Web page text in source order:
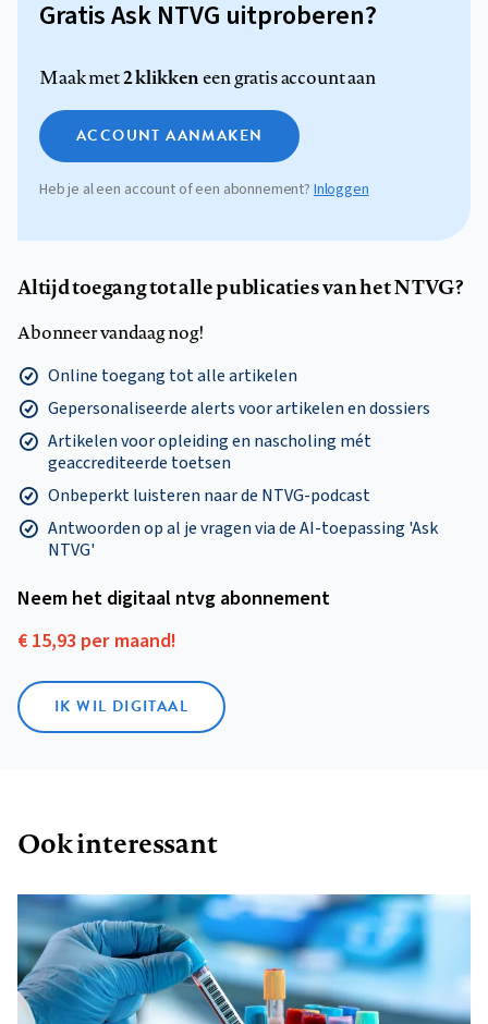
Gratis Ask NTVG uitproberen?
Maak met2 klikkeneen gratis account aan
ACCOUNT AANMAKEN
Heb je al een account of een abonnement? Inloggen
Altijd toegang tot alle publicaties van het NTVG?
Abonneer vandaag nog!
Online toegang tot alle artikelen
Gepersonaliseerde alerts voor artikelen en dossiers
Artikelen voor opleiding en nascholing mét
geaccrediteerde toetsen
Onbeperkt luisteren naar de NTVG-podcast
Antwoorden op al je vragen via de AI-toepassing 'Ask
NTVG'
Neem het digitaal ntvg abonnement
€ 15,93 per maand!
IK WIL DIGITAAL
Ook interessant